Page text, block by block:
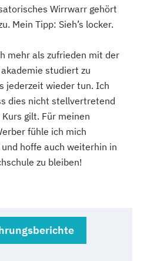
Wirrwarr gehört
Mein Tipp: Sieh’s locker.
mehr als zufrieden mit der
studiert zu
jederzeit wieder tun. Ich
dies nicht stellvertretend
gilt. Für meinen
fühle ich mich
hoffe auch weiterhin in
zu bleiben!